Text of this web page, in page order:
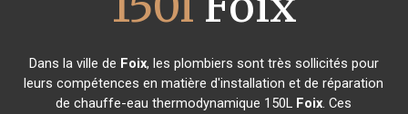
Dans la ville de Foix, les plombiers sont très sollicités pour
leurs compétences en matière d'installation et de réparation
de chauffe-eau thermodynamique 150L Foix. Ces